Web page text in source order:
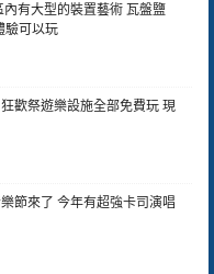
內有大型的裝置藝術 瓦盤鹽
驗可以玩
狂歡祭遊樂設施全部免費玩 現
樂節來了 今年有超強卡司演唱